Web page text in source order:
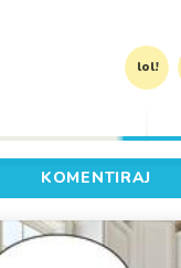
lol!
KOMENTIRAJ